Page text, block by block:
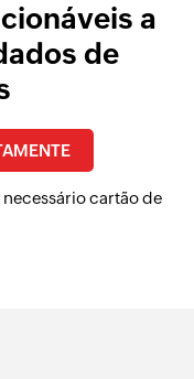
a
de
cartão de